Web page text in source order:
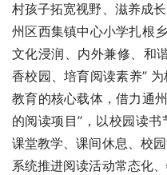
村孩子拓宽视野、滋养成
州区西集镇中心小学扎根
文化浸润、内外兼修、和
香校园、培育阅读素养”
教育的核心载体，借力通
的阅读项目”，以校园读
课堂教学、课间休息、校
系统推进阅读活动常态化